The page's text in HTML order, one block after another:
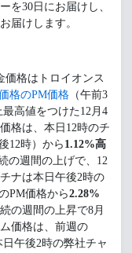
を30日にお届けし、
届けします。
価格はトロイオンス
格のPM価格 （午前3
高値をつけた12月4
格は、本日12時のチ
12時）から 1.12%高
の週間の上げで、12
ナは本日午後2時の
PM価格から2.28%
の週間の上昇で8月
価格は、前週の
午後2時の弊社チャ